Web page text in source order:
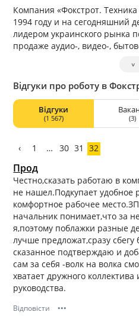
Компания «Фокстрот.
1994 году и на сегодняшний
лидером украинского рынка
продаже аудио-, видео-,
˅
Відгуки про роботу в
Відгуки
(1 567) (3)
‹ 1 … 30 31 32
Прод
Честно,сказать работаю в
не нашел.Подкупает удобное
комфортное рабочее
начальник понимает,что за
я,поэтому поблажки разные
лучше предложат,сразу
сказанное подтверждаю и
сам за себя -волк на волка
хватает дружного
руководства.
Відповісти •••